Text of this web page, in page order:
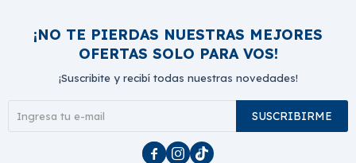
¡NO TE PIERDAS NUESTRAS MEJORES
OFERTAS SOLO PARA VOS!
¡Suscribite y recibí todas nuestras novedades!
SUSCRIBIRME
  